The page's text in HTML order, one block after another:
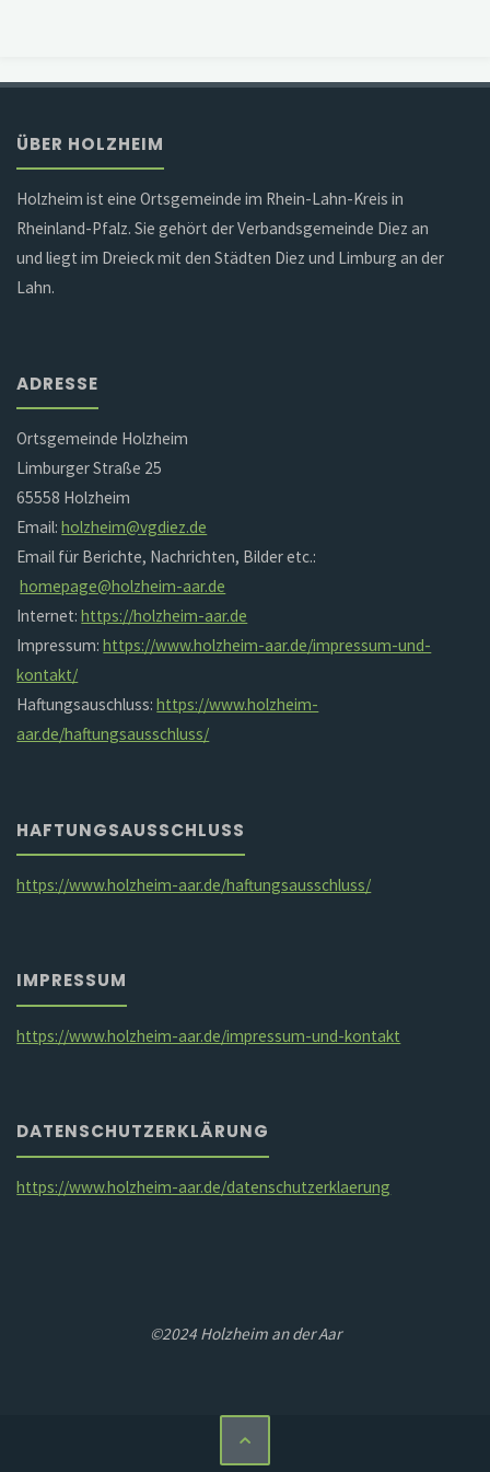
ÜBER HOLZHEIM
Holzheim ist eine Ortsgemeinde im Rhein-Lahn-Kreis in
Rheinland-Pfalz. Sie gehört der Verbandsgemeinde Diez an
und liegt im Dreieck mit den Städten Diez und Limburg an der
Lahn.
ADRESSE
Ortsgemeinde Holzheim
Limburger Straße 25
65558 Holzheim
Email:holzheim@vgdiez.de
Email für Berichte, Nachrichten, Bilder etc.:
homepage@holzheim-aar.de
Internet:https://holzheim-aar.de
Impressum:https://www.holzheim-aar.de/impressum-und-
kontakt/
Haftungsauschluss:https://www.holzheim-
aar.de/haftungsausschluss/
HAFTUNGSAUSSCHLUSS
https://www.holzheim-aar.de/haftungsausschluss/
IMPRESSUM
https://www.holzheim-aar.de/impressum-und-kontakt
DATENSCHUTZERKLÄRUNG
https://www.holzheim-aar.de/datenschutzerklaerung
©2024 Holzheim an der Aar